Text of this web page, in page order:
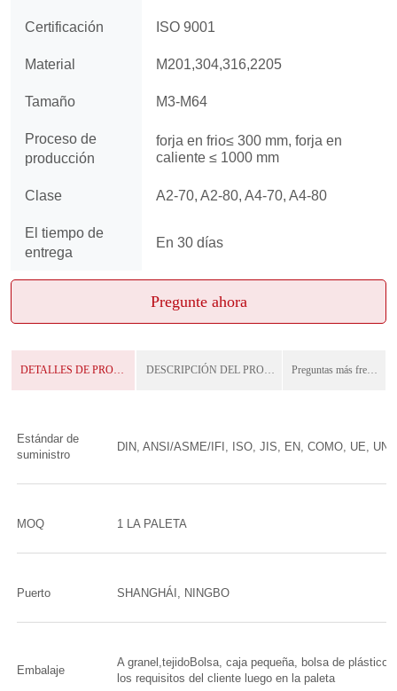
Pregunte ahora
DETALLES DE PRODUCTO DESCRIPCIÓN DEL PRODUCTO Preguntas más frecuentes